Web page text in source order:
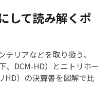
して読み解くポ
リアなどを取り扱う、
、DCM-HD）とニトリホー
HD）の決算書を図解で比